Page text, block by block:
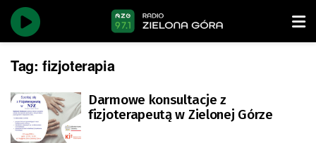
Tag: fizjoterapia
Darmowe konsultacje z
fizjoterapeutą w Zielonej Górze